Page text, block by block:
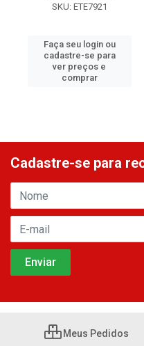
SKU: ETE7921
Faça seu login ou
cadastre-se para
ver preços e
comprar
Cadastre-se para
Meus Pedidos